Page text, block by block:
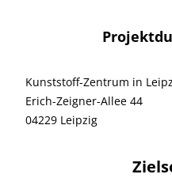
Kunststoff-Zentrum in
Erich-Zeigner-Allee 44
04229 Leipzig